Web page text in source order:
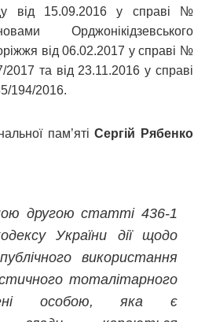
від 15.09.2016 у справі №
Орджонікідзевського
від 06.02.2017 у справі №
та від 23.11.2016 у справі
194/2016.
пам’ятіСергій Рябенко
другою статті 436-1
України дії щодо
використання
тоталітарного
особою, яка є